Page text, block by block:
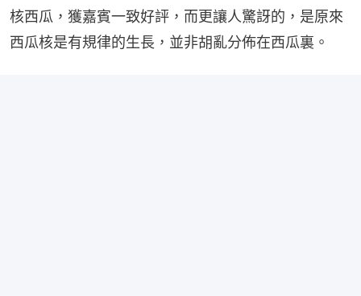
核西瓜，獲嘉賓一致好評，而更讓人驚訝的，是原來
西瓜核是有規律的生長，並非胡亂分佈在西瓜裏。